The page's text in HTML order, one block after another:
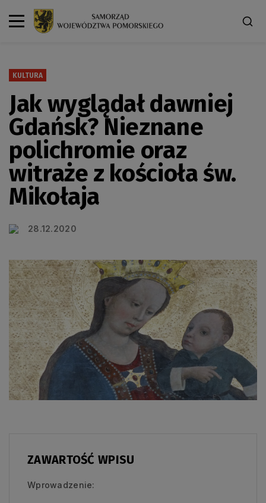
KULTURA
Jak wyglądał dawniej
Gdańsk? Nieznane
polichromie oraz
witraże z kościoła św.
Mikołaja
28.12.2020
ZAWARTOŚĆ WPISU
Wprowadzenie: